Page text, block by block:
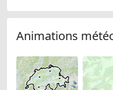
Animations